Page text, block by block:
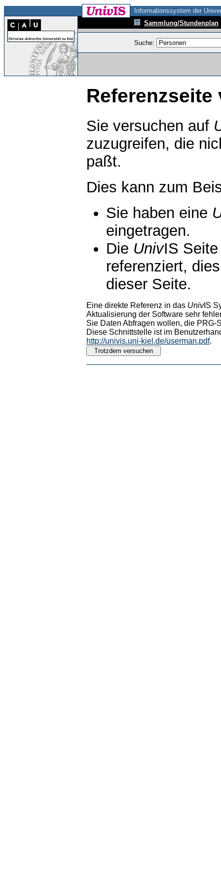
Informationssystem der
Sammlung/Stundenplan
Suche:
Referenzseite
Sie versuchen auf
zuzugreifen, die
paßt.
Dies kann zum
Sie haben eine
eingetragen.
Die UnivIS
referenziert,
dieser Seite.
Eine direkte Referenz in das UnivIS
Aktualisierung der Software sehr
Sie Daten Abfragen wollen, die PRG-
Diese Schnittstelle ist im
http://univis.uni-kiel.de/userman.pdf.